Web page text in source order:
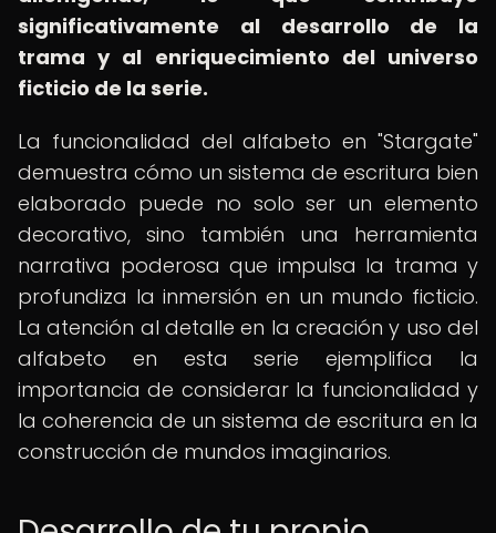
significativamente al desarrollo de la
trama y al enriquecimiento del universo
ficticio de la serie.
La funcionalidad del alfabeto en "Stargate"
demuestra cómo un sistema de escritura bien
elaborado puede no solo ser un elemento
decorativo, sino también una herramienta
narrativa poderosa que impulsa la trama y
profundiza la inmersión en un mundo ficticio.
La atención al detalle en la creación y uso del
alfabeto en esta serie ejemplifica la
importancia de considerar la funcionalidad y
la coherencia de un sistema de escritura en la
construcción de mundos imaginarios.